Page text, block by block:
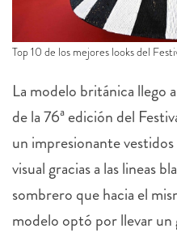
Top 10 de los mejores looks del
La modelo británica llego
de la 76ª edición del
un impresionante
visual gracias a las lineas
sombrero que hacia el
modelo optó por llevar